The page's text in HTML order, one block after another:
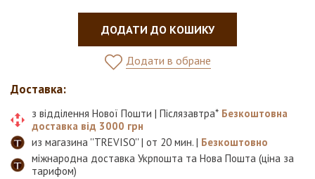
Доставка:
з відділення Нової Пошти | Післязавтра* Безкоштовна
доставка від 3000 грн
из магазина ''TREVISO'' | от 20 мин. | Безкоштовно
міжнародна доставка Укрпошта та Нова Пошта (ціна за
тарифом)
ДОДАТИ ДО КОШИКУ
Додати в обране